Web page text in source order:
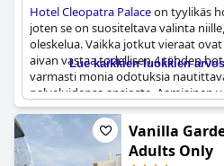
Hotel Cleopatra Palaceon tyylikäs
joten se on suositeltava valinta
oleskelua. Vaikka jotkut vieraat
aivan vastaa todellisen 4 tähden
varmasti monia odotuksia
palveluidensa ansiosta. Aamiainen
hieman parempi, mutta kaiken
johon kannattaa tutustua.
perusmukavuudet, ja hotelli
haluavat tutustua alueeseen.
Lue kaikkien luokkien
Vanilla
Adults Only